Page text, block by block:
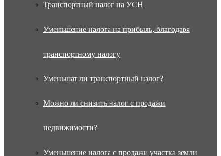
Транспортный налог на УСН
Уменьшение налога на прибыль, благодаря
транспортному налогу
Уменьшат ли транспортный налог?
Можно ли снизить налог с продажи
недвижимости?
Уменьшение налога с продажи участка земли